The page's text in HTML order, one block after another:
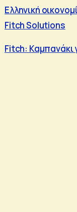
Ελληνική
Fitch Solutions
Fitch: Καμπανάκι